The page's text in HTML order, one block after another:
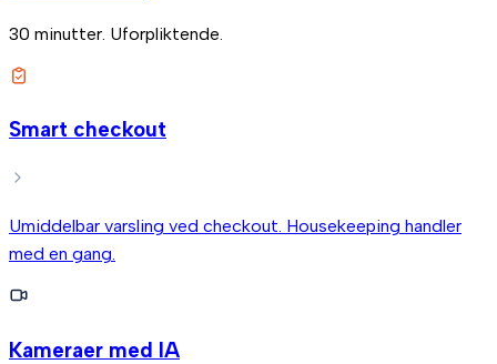
30 minutter. Uforpliktende.
Smart checkout
Umiddelbar varsling ved checkout. Housekeeping handler
med en gang.
Kameraer med IA